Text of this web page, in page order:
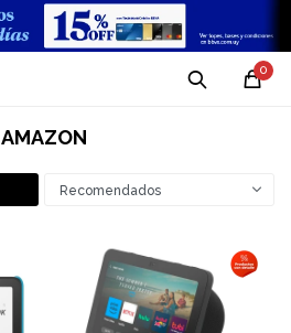
0
AMAZON
Recomendados